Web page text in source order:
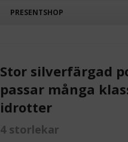
PRESENTSHOP
Stor silverfärgad
passar många
idrotter
4 storlekar